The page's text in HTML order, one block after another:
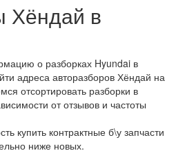
Хёндай в
о разборках Hyundai в
адреса авторазборов Хёндай на
отсортировать разборки в
от отзывов и частоты
купить контрактные б\у запчасти
ниже новых.